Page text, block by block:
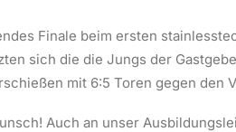
Finale beim ersten
sich die die Jungs der
mit 6:5 Toren gegen den
Auch an unser